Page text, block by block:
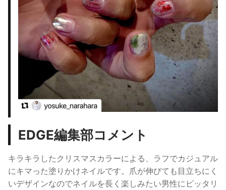
EDGE編集部コメント
キラキラしたクリスマスカラーによる、ラフでカジュアル
にキマった塗りかけネイルです。 爪が伸びても目立ちにく
いデザインなのでネイルを長く楽しみたい男性にピッタリ